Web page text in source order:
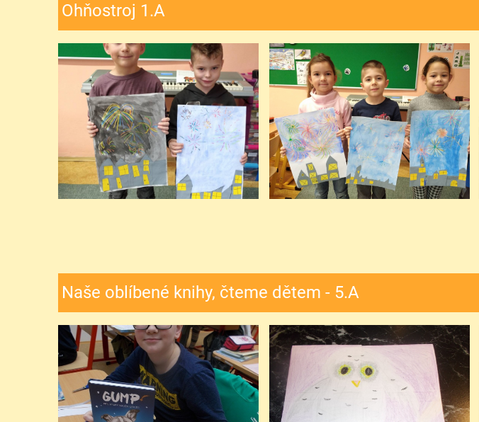
Ohňostroj 1.A
Naše oblíbené knihy, čteme dětem - 5.A